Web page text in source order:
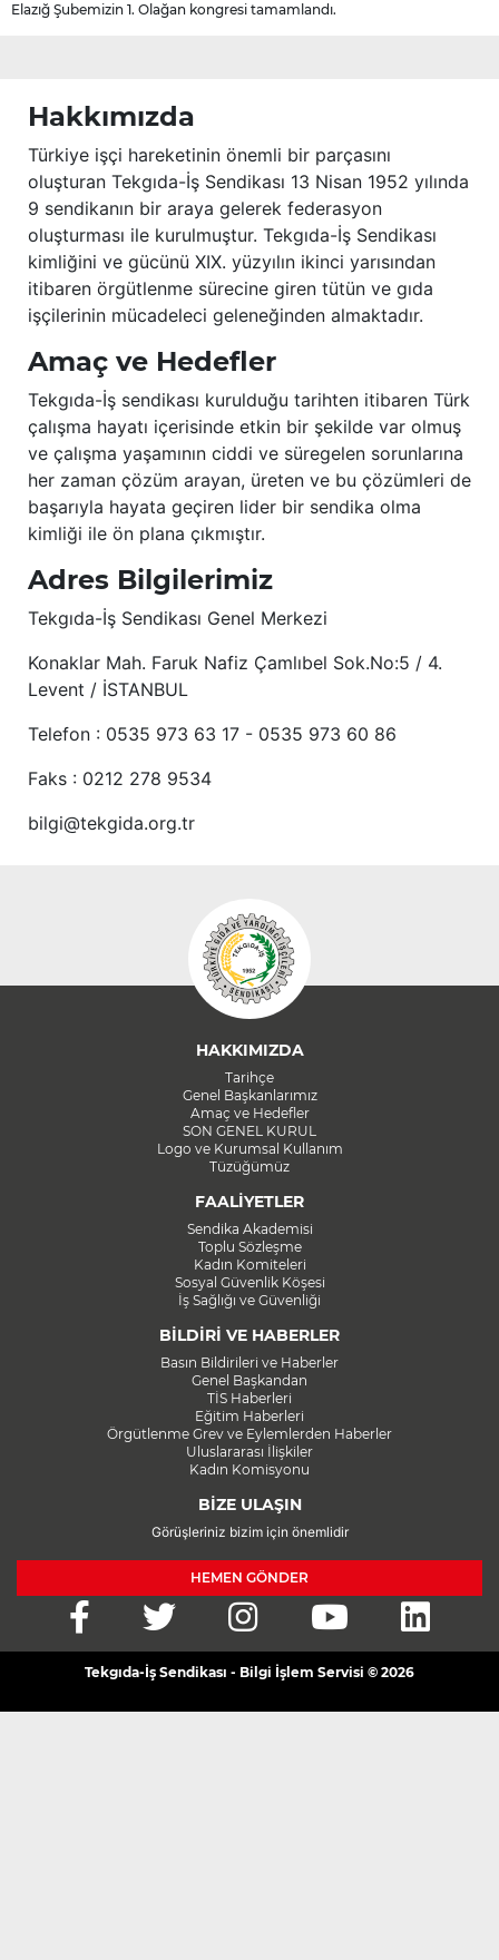
Elazığ Şubemizin 1. Olağan kongresi tamamlandı.
Hakkımızda
Türkiye işçi hareketinin önemli bir parçasını
oluşturan Tekgıda-İş Sendikası 13 Nisan 1952 yılında
9 sendikanın bir araya gelerek federasyon
oluşturması ile kurulmuştur. Tekgıda-İş Sendikası
kimliğini ve gücünü XIX. yüzyılın ikinci yarısından
itibaren örgütlenme sürecine giren tütün ve gıda
işçilerinin mücadeleci geleneğinden almaktadır.
Amaç ve Hedefler
Tekgıda-İş sendikası kurulduğu tarihten itibaren Türk
çalışma hayatı içerisinde etkin bir şekilde var olmuş
ve çalışma yaşamının ciddi ve süregelen sorunlarına
her zaman çözüm arayan, üreten ve bu çözümleri de
başarıyla hayata geçiren lider bir sendika olma
kimliği ile ön plana çıkmıştır.
Adres Bilgilerimiz
Tekgıda-İş Sendikası Genel Merkezi
Konaklar Mah. Faruk Nafiz Çamlıbel Sok.No:5 / 4.
Levent / İSTANBUL
Telefon : 0535 973 63 17 - 0535 973 60 86
Faks : 0212 278 9534
bilgi@tekgida.org.tr
HAKKIMIZDA
Tarihçe
Genel Başkanlarımız
Amaç ve Hedefler
SON GENEL KURUL
Logo ve Kurumsal Kullanım
Tüzüğümüz
FAALİYETLER
Sendika Akademisi
Toplu Sözleşme
Kadın Komiteleri
Sosyal Güvenlik Köşesi
İş Sağlığı ve Güvenliği
BİLDİRİ VE HABERLER
Basın Bildirileri ve Haberler
Genel Başkandan
TİS Haberleri
Eğitim Haberleri
Örgütlenme Grev ve Eylemlerden Haberler
Uluslararası İlişkiler
Kadın Komisyonu
BİZE ULAŞIN
Görüşleriniz bizim için önemlidir
HEMEN GÖNDER
Tekgıda-İş Sendikası - Bilgi İşlem Servisi © 2026